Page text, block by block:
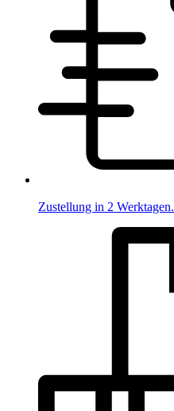
Zustellung in 2 Werktagen.